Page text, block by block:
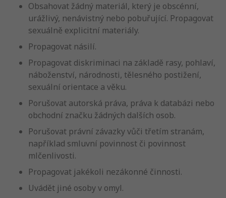
Obsahovat žádný materiál, který je obscénní,
urážlivý, nenávistný nebo pobuřující. Propagovat
sexuálně explicitní materiály.
Propagovat násilí.
Propagovat diskriminaci na základě rasy, pohlaví,
náboženství, národnosti, tělesného postižení,
sexuální orientace a věku.
Porušovat autorská práva, práva k databázi nebo
obchodní značku žádných dalších osob.
Porušovat právní závazky vůči třetím stranám,
například smluvní povinnost či povinnost
mlčenlivosti.
Propagovat jakékoli nezákonné činnosti.
Uvádět jiné osoby v omyl.